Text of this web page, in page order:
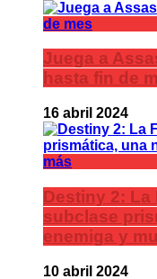
Juega a
hasta fin de
16 abril 2024
Destiny 2: La
subclase
enemiga y
10 abril 2024